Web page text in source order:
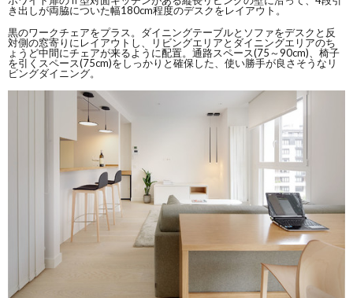
き出しが両脇についた幅180cm程度のデスクをレイアウト。
黒のワークチェアをプラス。ダイニングテーブルとソファをデスクと反
対側の窓寄りにレイアウトし、リビングエリアとダイニングエリアのち
ょうど中間にチェアが来るように配置。通路スペース(75～90cm)、椅子
を引くスペース(75cm)をしっかりと確保した、使い勝手が良さそうなリ
ビングダイニング。